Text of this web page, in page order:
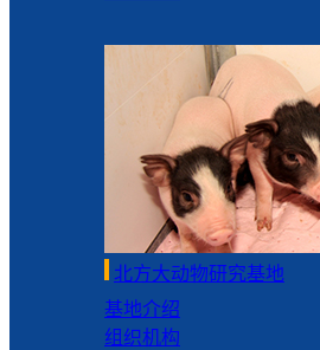
北方大动物研究基地
基地介绍
组织机构